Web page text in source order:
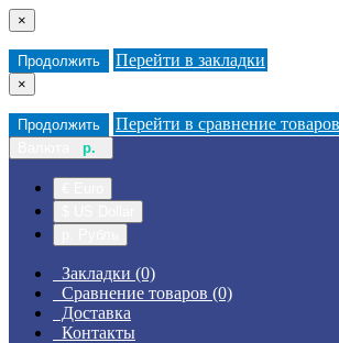
×
Продолжить Перейти в закладки
×
Продолжить Перейти в сравнение товаров
р.
Закладки (0)
Сравнение товаров (0)
Доставка
Контакты